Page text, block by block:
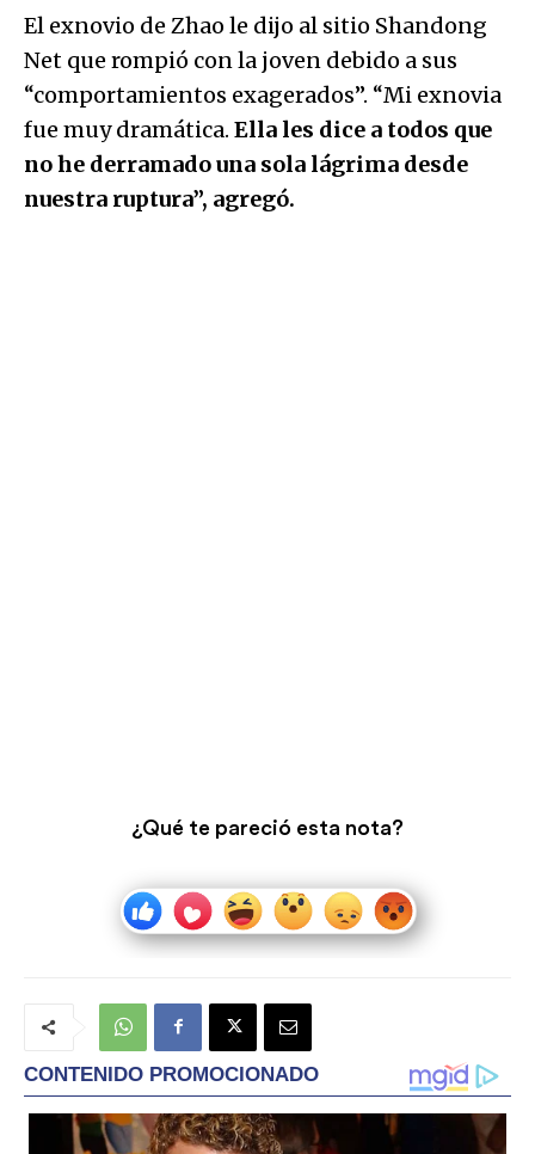
El exnovio de Zhao le dijo al sitio Shandong
Net que rompió con la joven debido a sus
“comportamientos exagerados”. “Mi exnovia
fue muy dramática. Ella les dice a todos que
no he derramado una sola lágrima desde
nuestra ruptura”, agregó.
¿Qué te pareció esta nota?